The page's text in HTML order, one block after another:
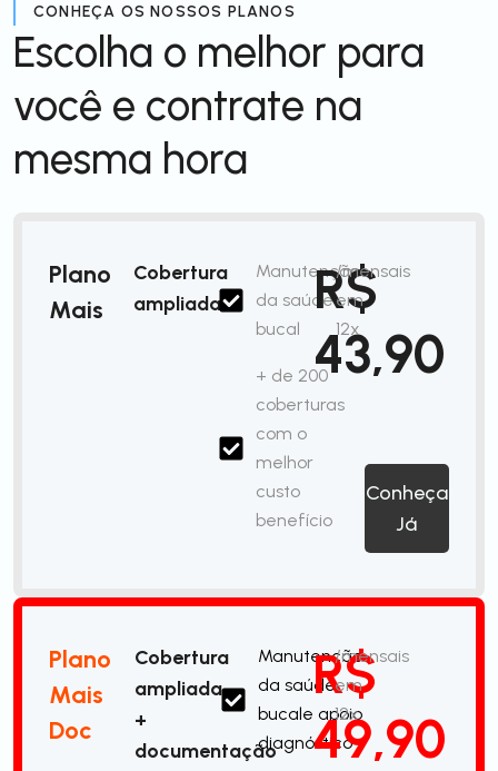
CONHEÇA OS NOSSOS PLANOS
Escolha o melhor para
você e contrate na
mesma hora
Plano
Mais
Cobertura
ampliada
Manutenção
da saúde
bucal
+ de 200
coberturas
com o
melhor
custo
benefício
R$
43,90
/mensais
em
12x
Conheça
Já
Plano
Mais
Doc
Cobertura
ampliada
+
documentação
Manutenção
da saúde
bucale apoio
diagnóstico
R$
49,90
/mensais
em
12x